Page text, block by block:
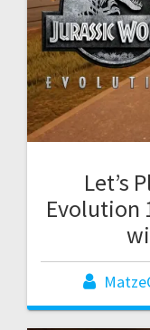
Let’s
Evolution